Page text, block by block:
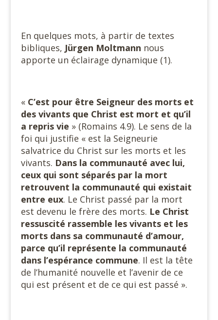
En quelques mots, à partir de textes
bibliques, Jürgen Moltmann nous
apporte un éclairage dynamique (1).
« C’est pour être Seigneur des morts et
des vivants que Christ est mort et qu’il
a repris vie » (Romains 4.9). Le sens de la
foi qui justifie « est la Seigneurie
salvatrice du Christ sur les morts et les
vivants. Dans la communauté avec lui,
ceux qui sont séparés par la mort
retrouvent la communauté qui existait
entre eux. Le Christ passé par la mort
est devenu le frère des morts. Le Christ
ressuscité rassemble les vivants et les
morts dans sa communauté d’amour,
parce qu’il représente la communauté
dans l’espérance commune. Il est la tête
de l’humanité nouvelle et l’avenir de ce
qui est présent et de ce qui est passé ».